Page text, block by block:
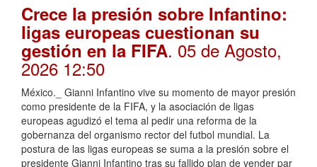
Crece la presión sobre Infantino:
ligas europeas cuestionan su
gestión en la FIFA. 05 de Agosto,
2026 12:50
México._ Gianni Infantino vive su momento de mayor presión
como presidente de la FIFA, y la asociación de ligas
europeas agudizó el tema al pedir una reforma de la
gobernanza del organismo rector del futbol mundial. La
postura de las ligas europeas se suma a la presión sobre el
presidente Gianni Infantino tras su fallido plan de vender par